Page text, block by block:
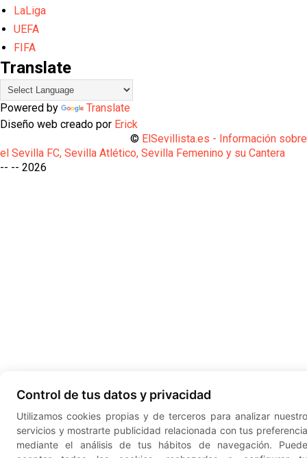
LaLiga
UEFA
FIFA
Translate
Powered by
Translate
Diseño web creado por Erick
© ElSevillista.es - Información sobre
el Sevilla FC, Sevilla Atlético, Sevilla Femenino y su Cantera
-- --
Control de tus datos y privacidad
Utilizamos cookies propias y de terceros para analizar
servicios y mostrarte publicidad relacionada con tus
mediante el análisis de tus hábitos de navegación.
2026